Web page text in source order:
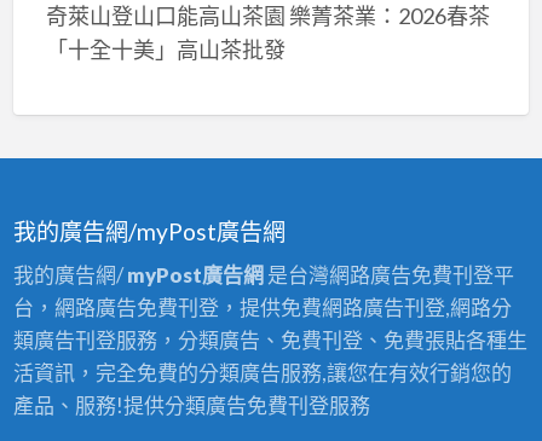
奇萊山登山口能高山茶園 樂菁茶業：2026春茶
「十全十美」高山茶批發
我的廣告網/myPost廣告網
我的廣告網/myPost廣告網是台灣網路廣告免費刊登平
台，網路廣告免費刊登，提供免費網路廣告刊登,網路分
類廣告刊登服務，分類廣告、免費刊登、免費張貼各種生
活資訊，完全免費的分類廣告服務,讓您在有效行銷您的
產品、服務!提供分類廣告免費刊登服務